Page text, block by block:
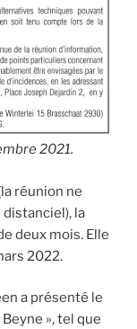
2021.
réunion ne
la
deux mois. Elle
2022.
a présenté le
», tel que